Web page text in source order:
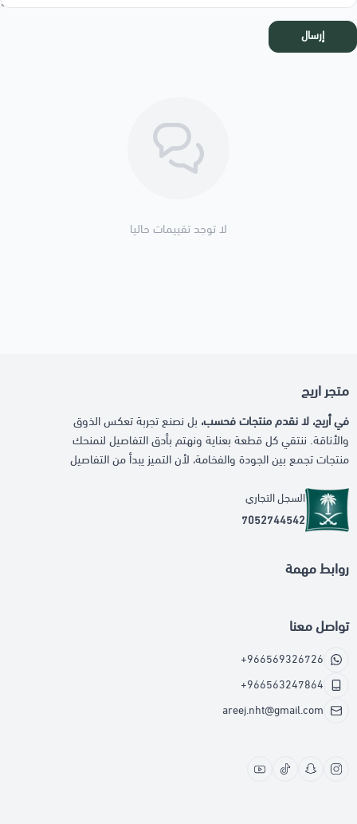
إرسال
لا توجد تقييمات حاليا
متجر اريج
في أريج، لا نقدم منتجات فحسب، بل نصنع تجربة تعكس الذوق
والأناقة. ننتقي كل قطعة بعناية ونهتم بأدق التفاصيل لنمنحك
منتجات تجمع بين الجودة والفخامة، لأن التميز يبدأ من التفاصيل
السجل التجاري
7052744542
روابط مهمة
تواصل معنا
+966569326726
+966563247864
areej.nht@gmail.com